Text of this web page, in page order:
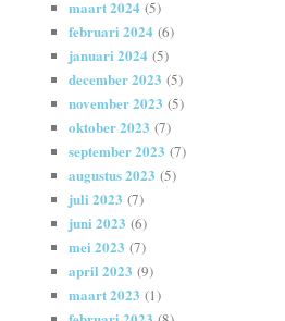
maart 2024 (5)
februari 2024 (6)
januari 2024 (5)
december 2023 (5)
november 2023 (5)
oktober 2023 (7)
september 2023 (7)
augustus 2023 (5)
juli 2023 (7)
juni 2023 (6)
mei 2023 (7)
april 2023 (9)
maart 2023 (1)